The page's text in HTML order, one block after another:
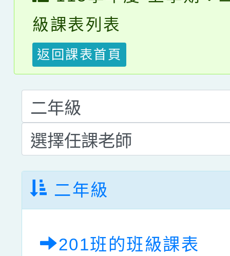
級課表列表
返回課表首頁
二年級
201班的班級課表